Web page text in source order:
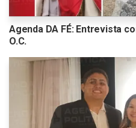
Agenda DA FÉ: Entrevista
O.C.